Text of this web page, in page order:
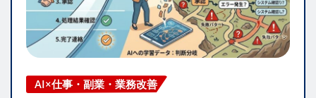
AI×仕事・副業・業務改善